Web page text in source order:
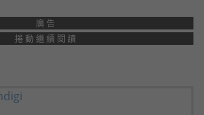
廣告
捲動繼續閱讀